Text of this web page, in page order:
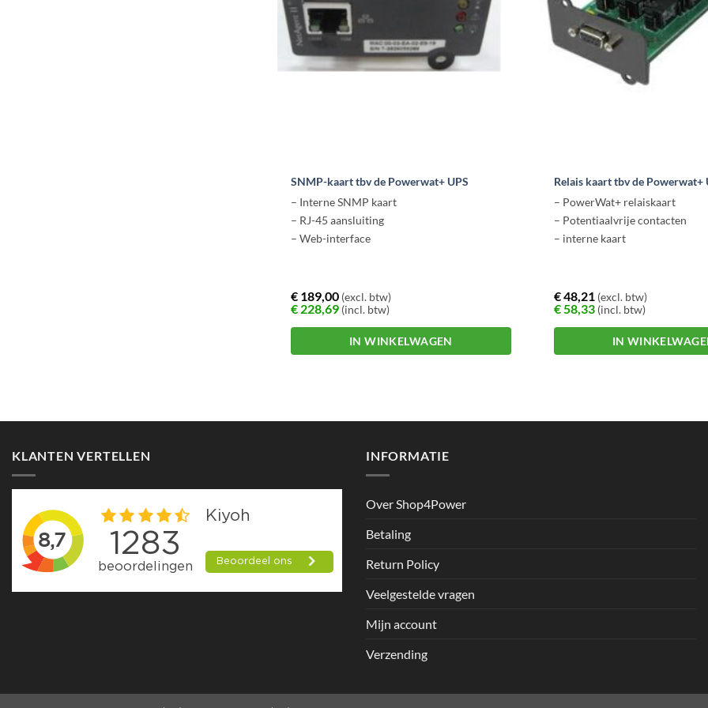
kan
gekozen
worden
op
SNMP-kaart tbv de Powerwat+ UPS
– Interne SNMP kaart
– RJ-45 aansluiting
– Web-interface
€ 189,00 (excl. btw)
€ 228,69 (incl. btw)
IN WINKELWAGEN
Relais kaart tbv de Powerwat+
– PowerWat+ relaiskaart
– Potentiaalvrije contacten
– interne kaart
€48,21(excl. btw)
€58,33(incl. btw)
IN
KLANTEN VERTELLEN INFORMATIE
Over Shop4Power
Betaling
Return Policy
Veelgestelde vragen
Mijn account
Verzending